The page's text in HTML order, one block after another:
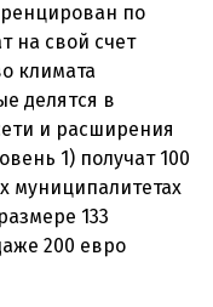
по
на свой счет
климата
делятся в
и расширения
1) получат 100
муниципалитетах
133
200 евро